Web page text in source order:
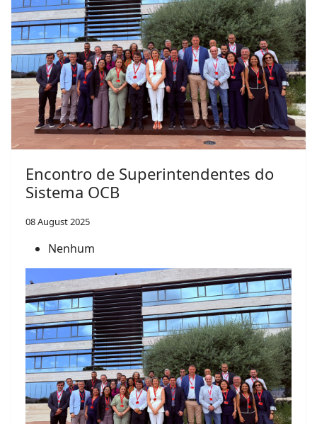
Encontro de Superintendentes do
Sistema OCB
08 August 2025
Nenhum